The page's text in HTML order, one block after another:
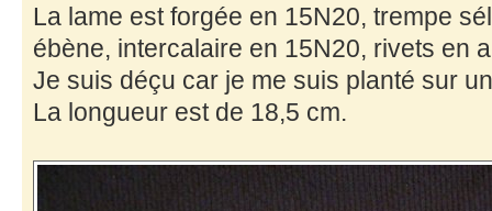
La lame est forgée en 15N20, trempe
ébène, intercalaire en 15N20, rivets en
Je suis déçu car je me suis planté sur
La longueur est de 18,5 cm.